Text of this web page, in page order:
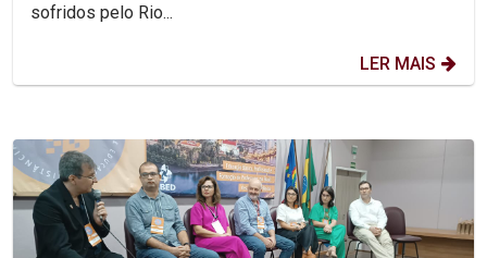
sofridos pelo Rio...
LER MAIS